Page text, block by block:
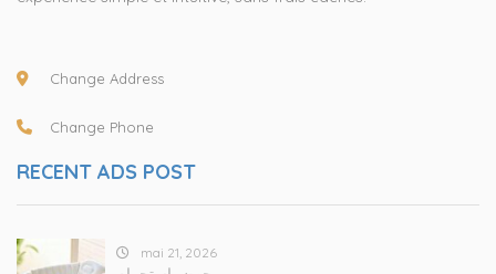
Change Address
Change Phone
RECENT ADS POST
mai 21, 2026